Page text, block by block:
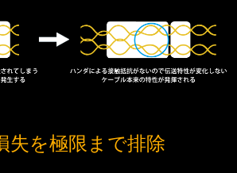
失を極限まで排除